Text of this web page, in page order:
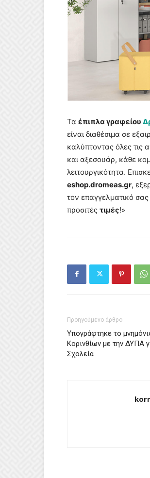
Τα έπιπλα γραφείου
είναι διαθέσιμα σε
καλύπτοντας όλες τις
και αξεσουάρ, κάθε
λειτουργικότητα.
eshop.dromeas.gr,
τον επαγγελματικό
προσιτές τιμές!»
Προηγούμενο άρθρο
Υπογράφτηκε το
Κορινθίων με την ΔΥΠΑ
Σχολεία